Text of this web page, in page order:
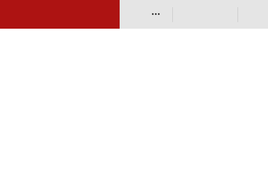
•••